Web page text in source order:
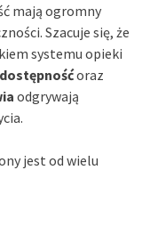
mają ogromny
Szacuje się, że
systemu opieki
dostępnośćoraz
odgrywają
jest od wielu